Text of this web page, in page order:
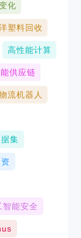
化
塑料回收
高性能计算
供应链
流机器人
集
智能安全